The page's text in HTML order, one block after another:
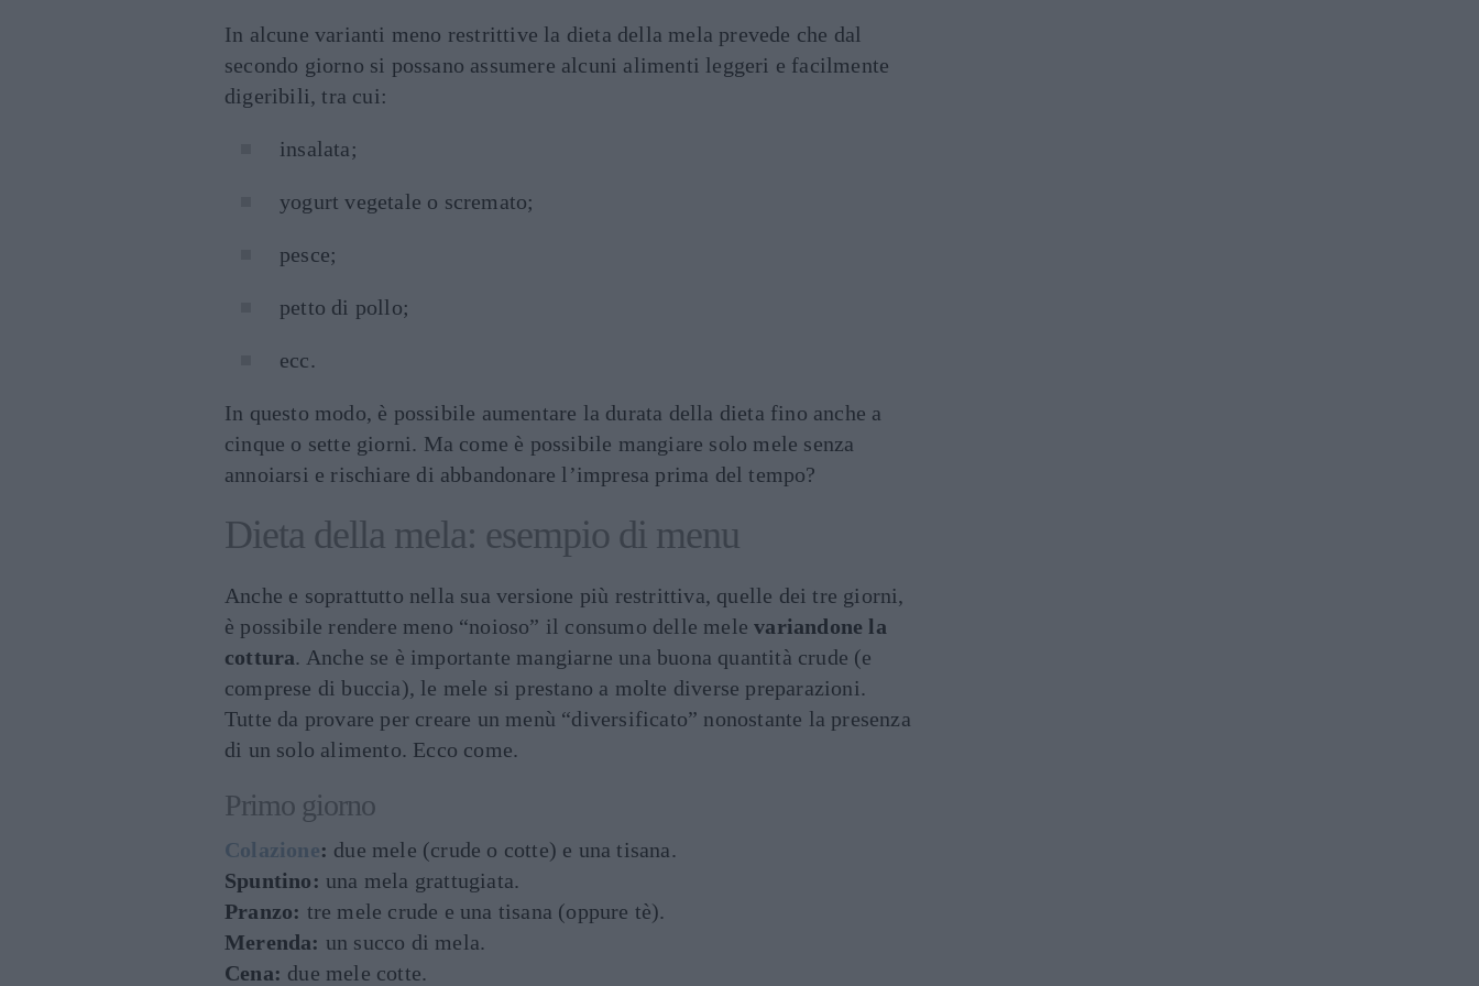
In alcune varianti meno restrittive la dieta della mela prevede che dal
secondo giorno si possano assumere alcuni alimenti leggeri e facilmente
digeribili, tra cui:
insalata;
yogurt vegetale o scremato;
pesce;
petto di pollo;
ecc.
In questo modo, è possibile aumentare la durata della dieta fino anche a
cinque o sette giorni. Ma come è possibile mangiare solo mele senza
annoiarsi e rischiare di abbandonare l’impresa prima del tempo?
Dieta della mela: esempio di menu
Anche e soprattutto nella sua versione più restrittiva, quelle dei tre giorni,
è possibile rendere meno “noioso” il consumo delle melevariandone la
cottura. Anche se è importante mangiarne una buona quantità crude (e
comprese di buccia), le mele si prestano a molte diverse preparazioni.
Tutte da provare per creare un menù “diversificato” nonostante la presenza
di un solo alimento. Ecco come.
Primo giorno
Colazione: due mele (crude o cotte) e una tisana.
Spuntino: una mela grattugiata.
Pranzo: tre mele crude e una tisana (oppure tè).
Merenda: un succo di mela.
Cena: due mele cotte.